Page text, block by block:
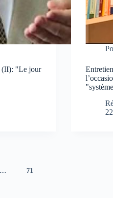
(II): "Le jour
… 71